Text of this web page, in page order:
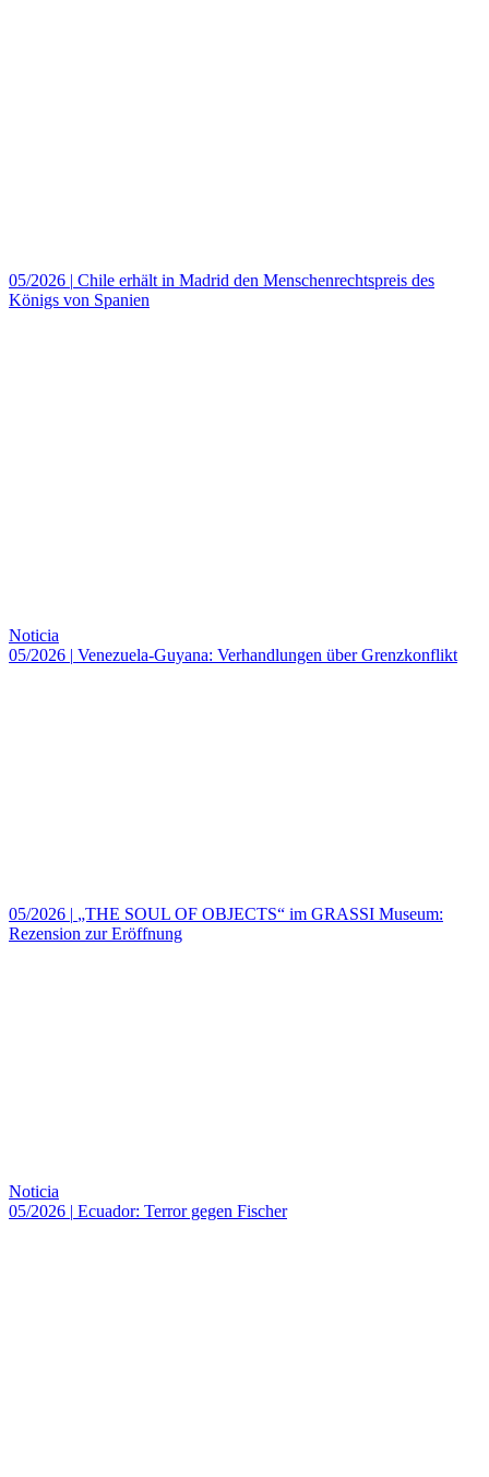
05/2026 | Chile erhält in Madrid den Menschenrechtspreis des
Königs von Spanien
Noticia
05/2026 | Venezuela-Guyana: Verhandlungen über Grenzkonflikt
05/2026 | „THE SOUL OF OBJECTS“ im GRASSI Museum:
Rezension zur Eröffnung
Noticia
05/2026 | Ecuador: Terror gegen Fischer